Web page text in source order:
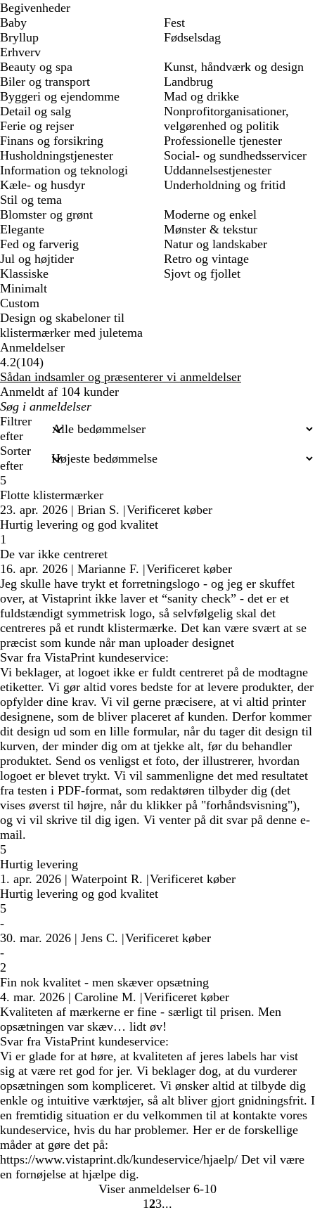
Begivenheder
Baby
Bryllup
Fest
Fødselsdag
Erhverv
Beauty og spa
Biler og transport
Byggeri og ejendomme
Detail og salg
Ferie og rejser
Finans og forsikring
Husholdningstjenester
Information og teknologi
Kæle- og husdyr
Kunst, håndværk og design
Landbrug
Mad og drikke
Nonprofitorganisationer,
velgørenhed og politik
Professionelle tjenester
Social- og sundhedsservicer
Uddannelsestjenester
Underholdning og fritid
Stil og tema
Blomster og grønt
Elegante
Fed og farverig
Jul og højtider
Klassiske
Minimalt
Moderne og enkel
Mønster & tekstur
Natur og landskaber
Retro og vintage
Sjovt og fjollet
Custom
Design og skabeloner til
klistermærker med juletema
Anmeldelser
4.2(104104
anmeldelser
)
Sådan indsamler og præsenterer vi anmeldelser
Anmeldt af 104 kunder
Min
søgetekst
Filtrer
efter
Sorter
efter
5
Flotte klistermærker
23. apr. 2026 | Brian S. |Verificeret køber
Hurtig levering og god kvalitet
1
De var ikke centreret
16. apr. 2026 | Marianne F. |Verificeret køber
Jeg skulle have trykt et forretningslogo - og jeg er skuffet
over, at Vistaprint ikke laver et “sanity check” - det er et
fuldstændigt symmetrisk logo, så selvfølgelig skal det
centreres på et rundt klistermærke. Det kan være svært at se
præcist som kunde når man uploader designet
Svar fra VistaPrint kundeservice:
Vi beklager, at logoet ikke er fuldt centreret på de modtagne
etiketter. Vi gør altid vores bedste for at levere produkter, der
opfylder dine krav. Vi vil gerne præcisere, at vi altid printer
designene, som de bliver placeret af kunden. Derfor kommer
dit design ud som en lille formular, når du tager dit design til
kurven, der minder dig om at tjekke alt, før du behandler
produktet. Send os venligst et foto, der illustrerer, hvordan
logoet er blevet trykt. Vi vil sammenligne det med resultatet
fra testen i PDF-format, som redaktøren tilbyder dig (det
vises øverst til højre, når du klikker på "forhåndsvisning"),
og vi vil skrive til dig igen. Vi venter på dit svar på denne e-
mail.
5
Hurtig levering
1. apr. 2026 | Waterpoint R. |Verificeret køber
Hurtig levering og god kvalitet
5
-
30. mar. 2026 | Jens C. |Verificeret køber
-
2
Fin nok kvalitet - men skæver opsætning
4. mar. 2026 | Caroline M. |Verificeret køber
Kvaliteten af mærkerne er fine - særligt til prisen. Men
opsætningen var skæv… lidt øv!
Svar fra VistaPrint kundeservice:
Vi er glade for at høre, at kvaliteten af jeres labels har vist
sig at være ret god for jer. Vi beklager dog, at du vurderer
opsætningen som kompliceret. Vi ønsker altid at tilbyde dig
enkle og intuitive værktøjer, så alt bliver gjort gnidningsfrit. I
en fremtidig situation er du velkommen til at kontakte vores
kundeservice, hvis du har problemer. Her er de forskellige
måder at gøre det på:
https://www.vistaprint.dk/kundeservice/hjaelp/ Det vil være
en fornøjelse at hjælpe dig.
Viser anmeldelser 6-10
123